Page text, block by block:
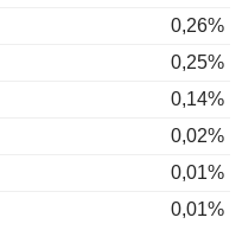
0,26%
0,25%
0,14%
0,02%
0,01%
0,01%